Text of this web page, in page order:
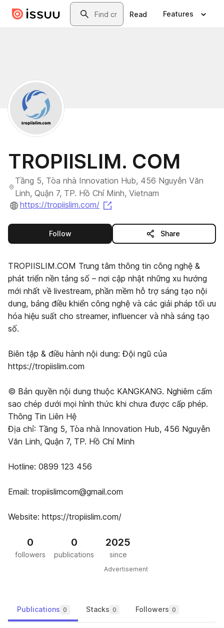
Skip to main contentSearch
Read Features
TROPIISLIM. COM
Tầng 5, Tòa nhà Innovation Hub, 456 Nguyễn Văn
Linh, Quận 7, TP. Hồ Chí Minh, Vietnam
https://tropiislim.com/
Followthis publisher Share
TROPIISLIM.COM Trung tâm thông tin công nghệ &
phát triển nền tảng số – nơi cập nhật những xu hướng
mới nhất về livestream, phần mềm hỗ trợ sáng tạo nội
dung, bảng điều khiển công nghệ và các giải pháp tối ưu
hóa hiệu suất cho streamer, influencer và nhà sáng tạo
số.
Biên tập & điều hành nội dung: Đội ngũ của
https://tropiislim.com
© Bản quyền nội dung thuộc KANGKANG. Nghiêm cấm
sao chép dưới mọi hình thức khi chưa được cấp phép.
Thông Tin Liên Hệ
Địa chỉ: Tầng 5, Tòa nhà Innovation Hub, 456 Nguyễn
Văn Linh, Quận 7, TP. Hồ Chí Minh
Hotline: 0899 123 456
Email: tropiislimcom@gmail.com
Website: https://tropiislim.com/
0
followers
0
publications
2025
since
Advertisement
Publications 0 Stacks 0 Followers 0